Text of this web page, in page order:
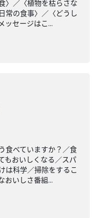
〉／〈植物を枯らさな
常の食事〉／〈どうし
ッセージはこ...
食べていますか？／食
もおいしくなる／スパ
は科学／掃除をするこ
おいしさ番組...